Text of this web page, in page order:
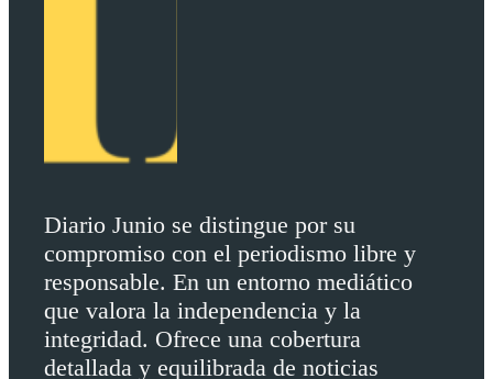
Diario Junio se distingue por su
compromiso con el periodismo libre y
responsable. En un entorno mediático
que valora la independencia y la
integridad. Ofrece una cobertura
detallada y equilibrada de noticias